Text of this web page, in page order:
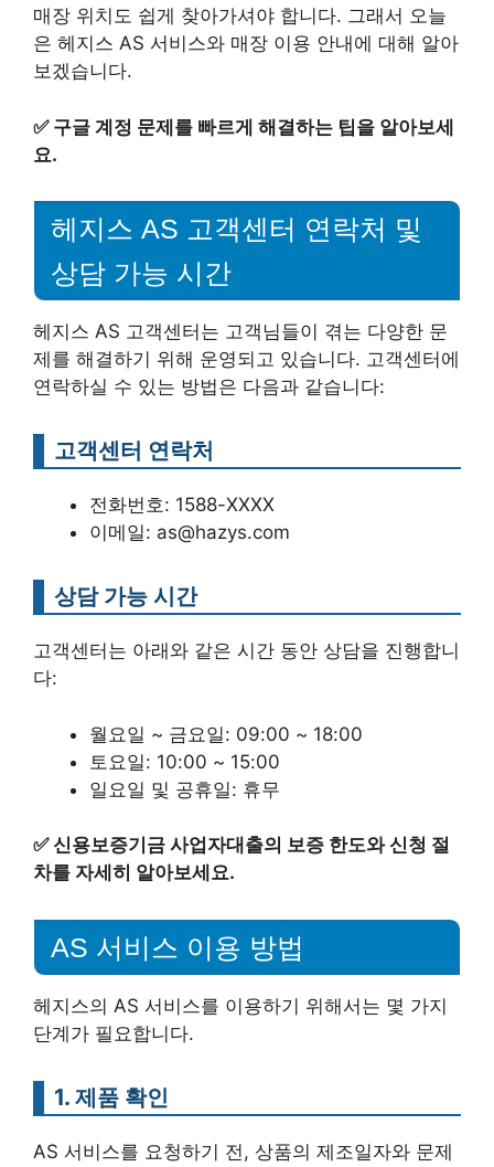
매장 위치도 쉽게 찾아가셔야 합니다. 그래서 오늘
은 헤지스 AS 서비스와 매장 이용 안내에 대해 알아
보겠습니다.
✅ 구글 계정 문제를 빠르게 해결하는 팁을 알아보세
요.
헤지스 AS 고객센터 연락처 및
상담 가능 시간
헤지스 AS 고객센터는 고객님들이 겪는 다양한 문
제를 해결하기 위해 운영되고 있습니다. 고객센터에
연락하실 수 있는 방법은 다음과 같습니다:
고객센터 연락처
전화번호: 1588-XXXX
이메일: as@hazys.com
상담 가능 시간
고객센터는 아래와 같은 시간 동안 상담을 진행합니
다:
월요일 ~ 금요일: 09:00 ~ 18:00
토요일: 10:00 ~ 15:00
일요일 및 공휴일: 휴무
✅신용보증기금 사업자대출의 보증 한도와 신청 절
차를 자세히 알아보세요.
AS 서비스 이용 방법
헤지스의 AS 서비스를 이용하기 위해서는 몇 가지
단계가 필요합니다.
1. 제품 확인
AS 서비스를 요청하기 전, 상품의 제조일자와 문제